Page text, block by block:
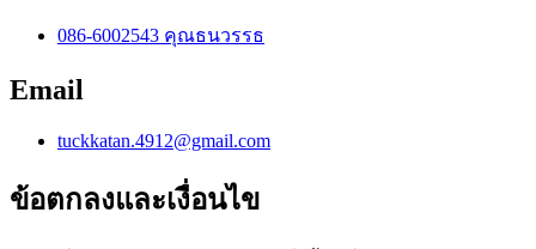
086-6002543 คุณธนวรรธ
Email
tuckkatan.4912@gmail.com
ข้อตกลงและเงื่อนไข